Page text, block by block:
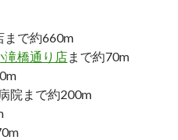
まで約660m
滝橋通り店まで約70m
院まで約200m